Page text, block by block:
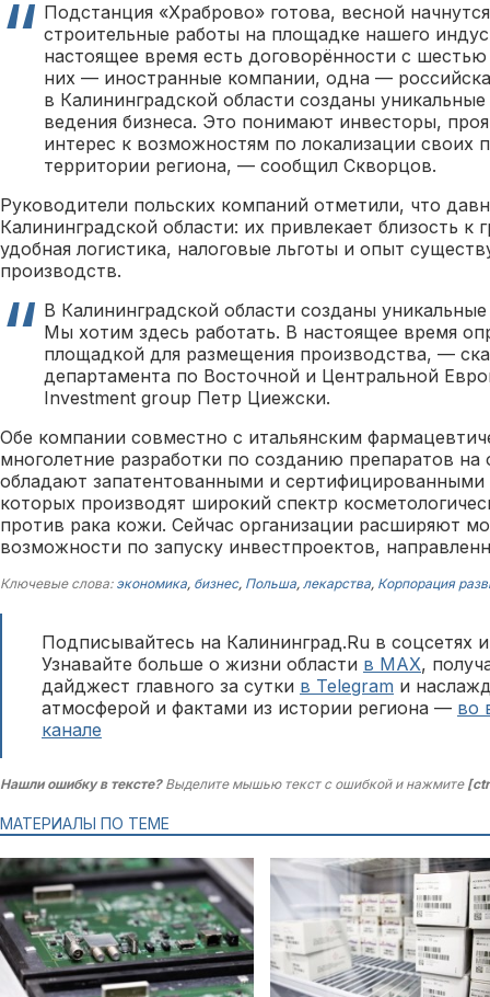
Подстанция «Храброво» готова, весной
строительные работы на площадке нашего
настоящее время есть договорённости с
них — иностранные компании, одна —
в Калининградской области созданы уникальные
ведения бизнеса. Это понимают инвесторы,
интерес к возможностям по локализации своих
территории региона, — сообщил Скворцов.
Руководители польских компаний отметили, что
Калининградской области: их привлекает близость к
удобная логистика, налоговые льготы и опыт
производств.
В Калининградской области созданы уникальные
Мы хотим здесь работать. В настоящее время
площадкой для размещения производства, —
департамента по Восточной и Центральной
Investment group Петр Циежски.
Обе компании совместно с итальянским
многолетние разработки по созданию препаратов
обладают запатентованными и
которых производят широкий спектр
против рака кожи. Сейчас организации расширяют
возможности по запуску инвестпроектов,
Ключевые слова: экономика, бизнес, Польша, лекарства, Корпорация
Подписывайтесь на Калининград.Ru в соцсетях
Узнавайте больше о жизни области в MAX,
дайджест главного за сутки в Telegram и
атмосферой и фактами из истории региона — во
канале
Нашли ошибку в тексте?Выделите мышью текст с ошибкой и нажмите
МАТЕРИАЛЫ ПО ТЕМЕ